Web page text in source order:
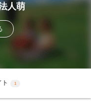
人萌
ト 1